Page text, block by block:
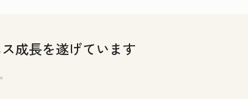
成長を遂げています